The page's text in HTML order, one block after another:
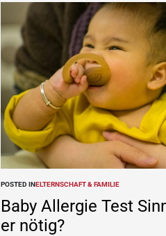
POSTED INELTERNSCHAFT & FAMILIE
Baby Allergie Test
er nötig?